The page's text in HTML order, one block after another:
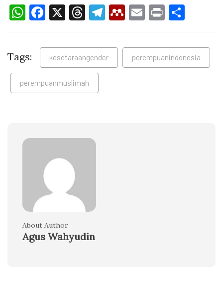
WhatsApp
Facebook
X Threads
Telegram
Mendeley
Email
Print
Tags: kesetaraangender perempuanindonesia
perempuanmuslimah
About Author
Agus Wahyudin